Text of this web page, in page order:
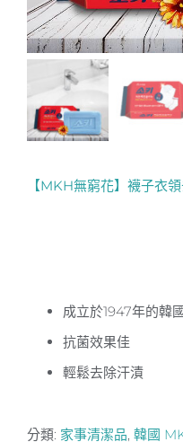
【MKH無窮花】襪子衣
成立於1947年的韓
抗菌效果佳
輕鬆去除汗漬
分類: 家事清潔品, 韓國